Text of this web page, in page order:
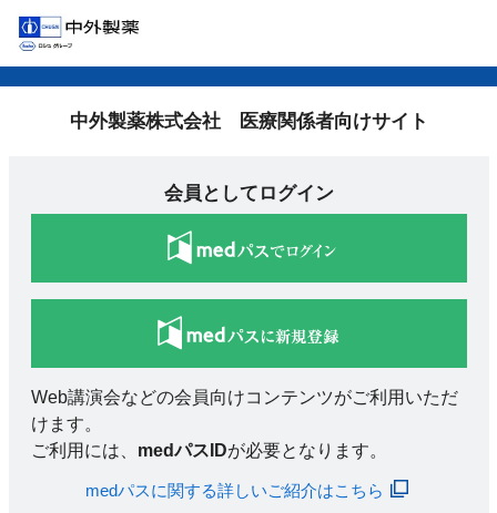
中外製薬株式会社 医療関係者向けサイト
会員としてログイン
Web講演会などの会員向けコンテンツがご利用いただ
けます。
ご利用には、 medパスIDが必要となります。
medパスに関する詳しいご紹介はこちら